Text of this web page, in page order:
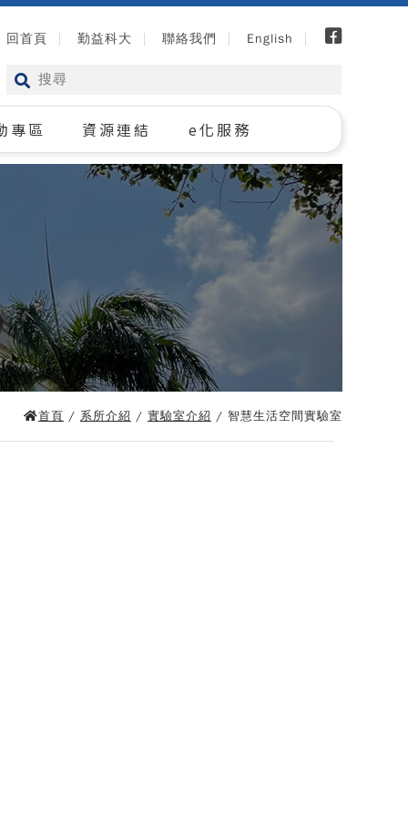
回首頁 勤益科大 聯絡我們 English
專區 資源連結 e化服務
首頁 / 系所介紹 / 實驗室介紹 / 智慧生活空間實驗室